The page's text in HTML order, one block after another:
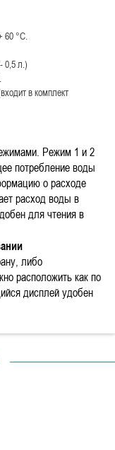
60 °C.
0,5 л.)
в комплект
Режим 1 и 2
потребление воды
о расходе
расход воды в
для чтения в
либо
расположить как по
дисплей удобен